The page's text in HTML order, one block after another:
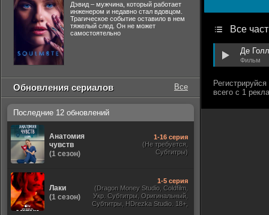
Все
Де
Фильм
Дэвид – мужчина, который работает
инженером и недавно стал вдовцом.
Трагическое событие оставило в нем
тяжелый след. Он не может
самостоятельно
Обновления сериалов Все
Последние 12 обновлений
Анатомия
чувств
(1 сезон)
1-16 серия
(Не требуется,
Субтитры)
Лаки
(1 сезон)
1-5 серия
(Dragon Money Studio, Coldfilm,
Укр. Субтитры, Оригинальный,
Субтитры, HDrezka Studio. 18+,